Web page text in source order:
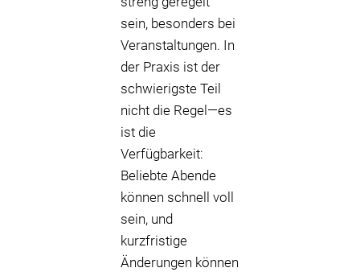
sein, besonders bei
Veranstaltungen. In
der Praxis ist der
schwierigste Teil
nicht die Regel—es
ist die
Verfügbarkeit:
Beliebte Abende
können schnell voll
sein, und
kurzfristige
Änderungen können